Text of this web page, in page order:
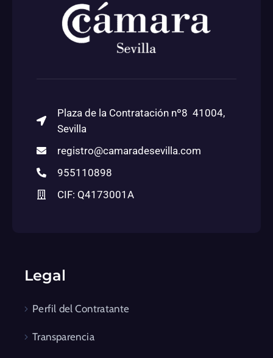
Plaza de la Contratación nº8 41004,
Sevilla
registro@camaradesevilla.com
955110898
CIF: Q4173001A
Legal
Perfil del Contratante
Transparencia